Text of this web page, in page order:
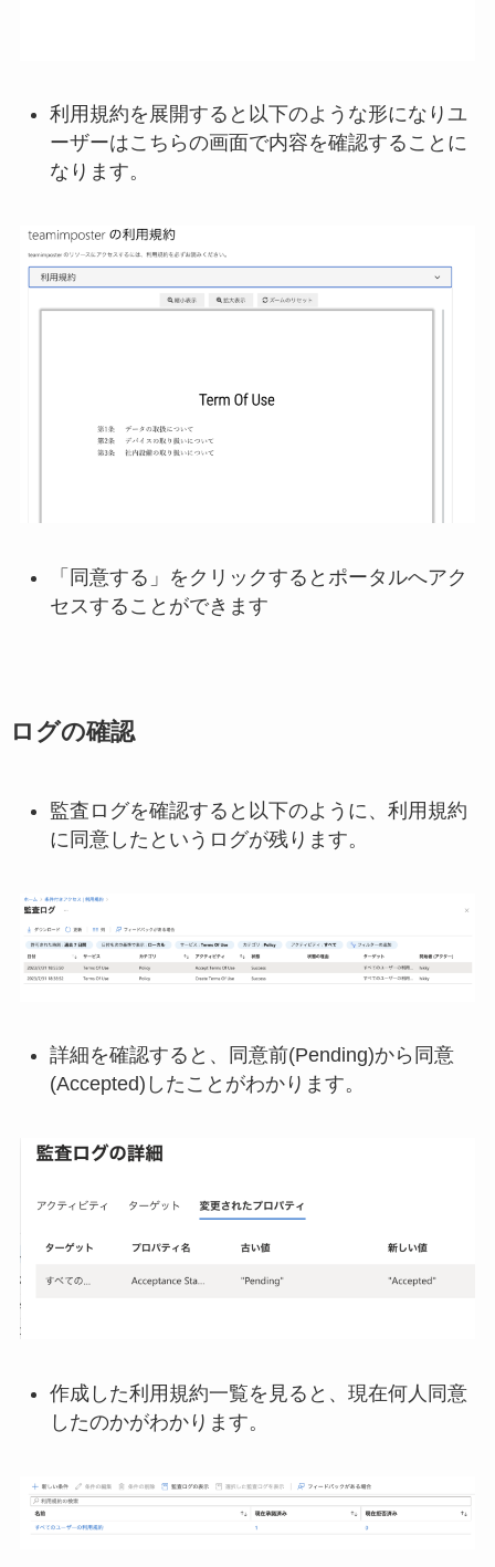
利用規約を展開すると以下のような形になりユ
ーザーはこちらの画面で内容を確認することに
なります。
「同意する」をクリックするとポータルへアク
セスすることができます
ログの確認
監査ログを確認すると以下のように、利用規約
に同意したというログが残ります。
詳細を確認すると、同意前(Pending)から同意
(Accepted)したことがわかります。
作成した利用規約一覧を見ると、現在何人同意
したのかがわかります。